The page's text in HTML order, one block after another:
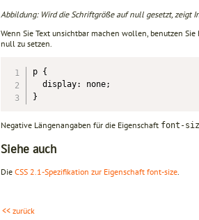
Abbildung: Wird die Schriftgröße auf null gesetzt, zeigt
Wenn Sie Text unsichtbar machen wollen, benutzen
null zu setzen.
p {
  display: none;
}
Negative Längenangaben für die Eigenschaft font-
Siehe auch
Die CSS 2.1-Spezifikation zur Eigenschaft font-size
<< zurück